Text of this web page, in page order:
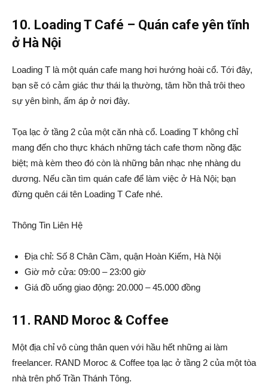
10. Loading T Café – Quán cafe yên tĩnh
ở Hà Nội
Loading T là một quán cafe mang hơi hướng hoài cổ. Tới đây,
bạn sẽ có cảm giác thư thái lạ thường, tâm hồn thả trôi theo
sự yên bình, ấm áp ở nơi đây.
Tọa lạc ở tầng 2 của một căn nhà cổ. Loading T không chỉ
mang đến cho thực khách những tách cafe thơm nồng đặc
biệt; mà kèm theo đó còn là những bản nhạc nhẹ nhàng du
dương. Nếu cần tìm quán cafe để làm việc ở Hà Nội; bạn
đừng quên cái tên Loading T Cafe nhé.
Thông Tin Liên Hệ
Địa chỉ: Số 8 Chân Cầm, quận Hoàn Kiếm, Hà Nội
Giờ mở cửa: 09:00 – 23:00 giờ
Giá đồ uống giao động: 20.000 – 45.000 đồng
11. RAND Moroc & Coffee
Một địa chỉ vô cùng thân quen với hầu hết những ai làm
freelancer. RAND Moroc & Coffee tọa lạc ở tầng 2 của một tòa
nhà trên phố Trần Thánh Tông.